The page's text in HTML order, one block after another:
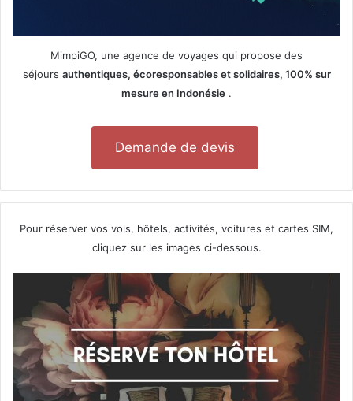
MimpiGO, une agence de voyages qui propose des
séjours authentiques, écoresponsables et solidaires, 100% sur
mesure en Indonésie .
Demande de devis
Pour réserver vos vols, hôtels, activités, voitures et cartes SIM,
cliquez sur les images ci-dessous.